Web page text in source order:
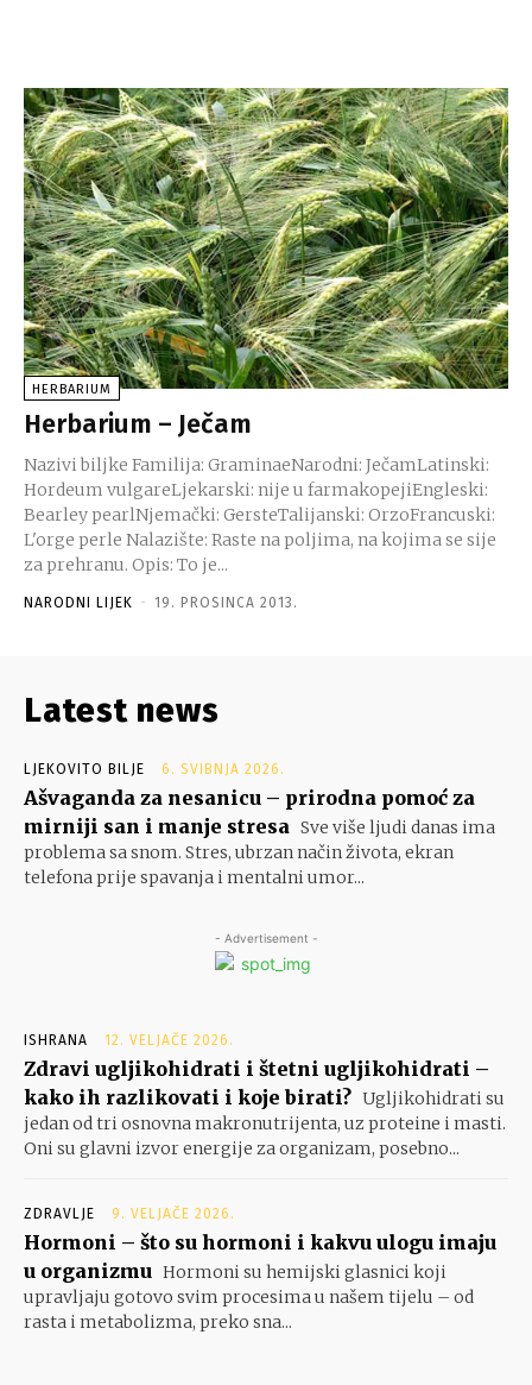
HERBARIUM
Herbarium – Ječam
Nazivi biljke Familija: GraminaeNarodni: JečamLatinski:
Hordeum vulgareLjekarski: nije u farmakopejiEngleski:
Bearley pearlNjemački: GersteTalijanski: OrzoFrancuski:
L'orge perle Nalazište: Raste na poljima, na kojima se sije
za prehranu. Opis: To je...
NARODNI LIJEK - 19. PROSINCA 2013.
Latest news
LJEKOVITO BILJE 6. SVIBNJA 2026.
Ašvaganda za nesanicu – prirodna pomoć za
mirniji san i manje stresa Sve više ljudi danas ima
problema sa snom. Stres, ubrzan način života, ekran
telefona prije spavanja i mentalni umor...
- Advertisement -
ISHRANA 12. VELJAČE 2026.
Zdravi ugljikohidrati i štetni ugljikohidrati –
kako ih razlikovati i koje birati? Ugljikohidrati su
jedan od tri osnovna makronutrijenta, uz proteine i masti.
Oni su glavni izvor energije za organizam, posebno...
ZDRAVLJE 9. VELJAČE 2026.
Hormoni – što su hormoni i kakvu ulogu imaju
u organizmu Hormoni su hemijski glasnici koji
upravljaju gotovo svim procesima u našem tijelu – od
rasta i metabolizma, preko sna...